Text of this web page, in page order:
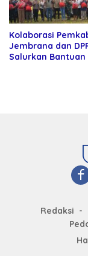
Kolaborasi
Jembrana dan
Salurkan Bantuan
Redaksi